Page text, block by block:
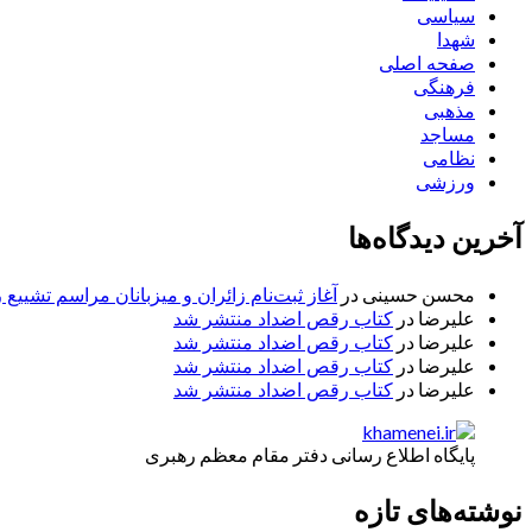
سیاسی
شهدا
صفحه اصلی
فرهنگی
مذهبی
مساجد
نظامی
ورزشی
آخرین دیدگاه‌ها
محسن حسینی در آغاز ثبت‌نام زائران و میزبانان مراسم
علیرضا در کتاب رقص اضداد منتشر شد
علیرضا در کتاب رقص اضداد منتشر شد
علیرضا در کتاب رقص اضداد منتشر شد
علیرضا در کتاب رقص اضداد منتشر شد
پایگاه اطلاع رسانی دفتر مقام معظم رهبری
نوشته‌های تازه